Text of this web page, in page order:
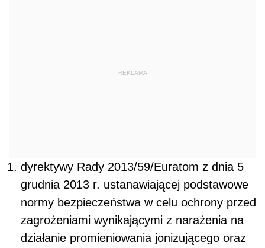
REKLAMA
dyrektywy Rady 2013/59/Euratom z dnia 5
grudnia 2013 r. ustanawiającej podstawowe
normy bezpieczeństwa w celu ochrony przed
zagrożeniami wynikającymi z narażenia na
działanie promieniowania jonizującego oraz